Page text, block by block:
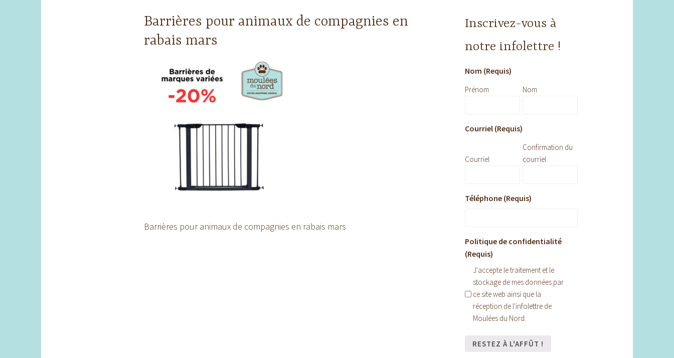
Barrières pour animaux de compagnies en
rabais mars
Barrières pour animaux de compagnies en rabais mars
Inscrivez-vous à
notre infolettre !
Nom (Requis)
Prénom Nom
Courriel (Requis)
Courriel
Confirmation du
courriel
Téléphone (Requis)
Politique de confidentialité
(Requis)
J'accepte le traitement et le
stockage de mes données par
ce site web ainsi que la
réception de l'infolettre de
Moulées du Nord.